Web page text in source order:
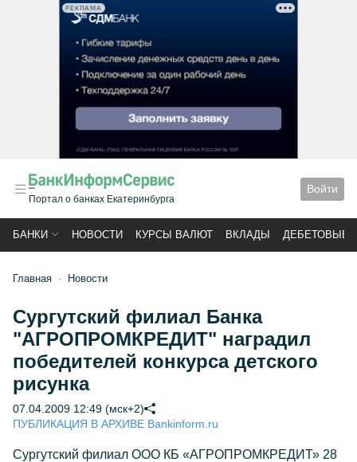
РЕКЛАМА
Портал о банках Екатеринбурга
Войти
БАНКИ НОВОСТИ КУРСЫ ВАЛЮТ ВКЛАДЫ ДЕБЕТОВЫЕ
Главная Новости
Сургутский филиал Банка
"АГРОПРОМКРЕДИТ" наградил
победителей конкурса детского
рисунка
07.04.2009 12:49 (мск+2)
ПУБЛИКАЦИЯ В АРХИВЕ Bankinform.ru
Сургутский филиал ООО КБ «АГРОПРОМКРЕДИТ» 28